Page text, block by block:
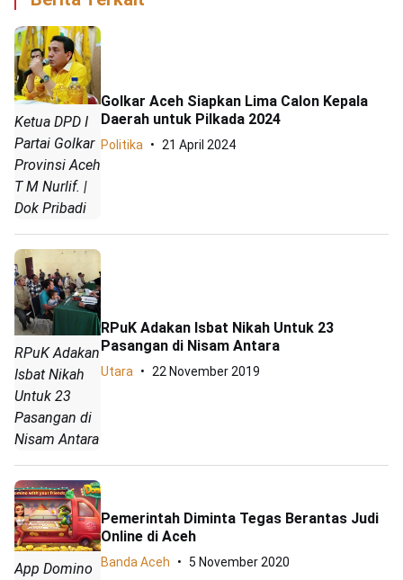
Ketua DPD I
Partai Golkar
Provinsi Aceh
T M Nurlif. |
Dok Pribadi
Golkar Aceh Siapkan Lima Calon Kepala
Daerah untuk Pilkada 2024
Politika 21 April 2024
RPuK Adakan
Isbat Nikah
Untuk 23
Pasangan di
Nisam Antara
RPuK Adakan Isbat Nikah Untuk 23
Pasangan di Nisam Antara
Utara 22 November 2019
App Domino
Pemerintah Diminta Tegas Berantas Judi
Online di Aceh
Banda Aceh 5 November 2020